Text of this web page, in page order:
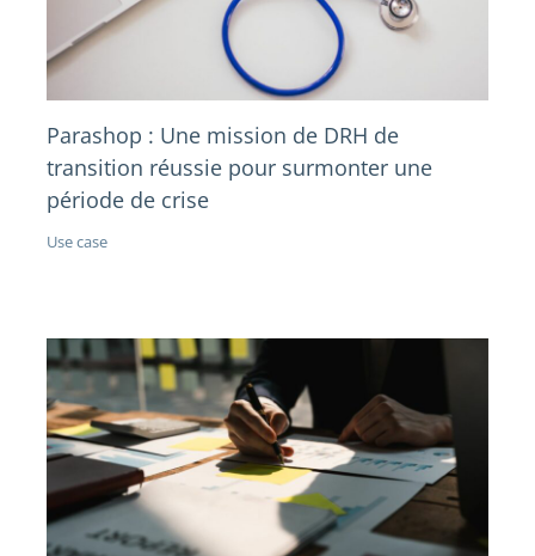
Parashop : Une mission de DRH de
transition réussie pour surmonter une
période de crise
Use case